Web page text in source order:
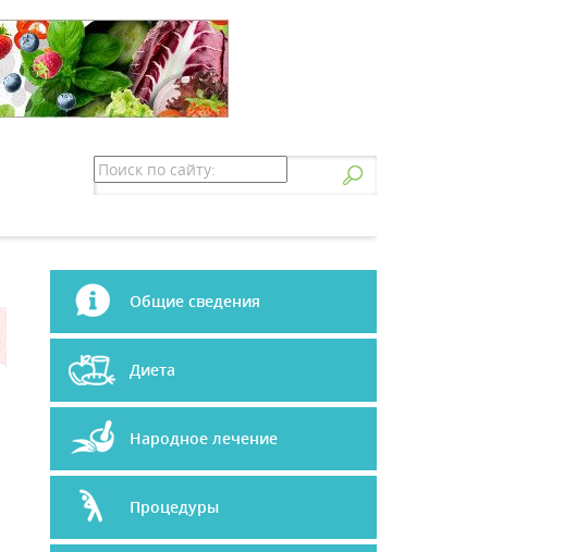
Общие сведения
Диета
Народное лечение
Процедуры